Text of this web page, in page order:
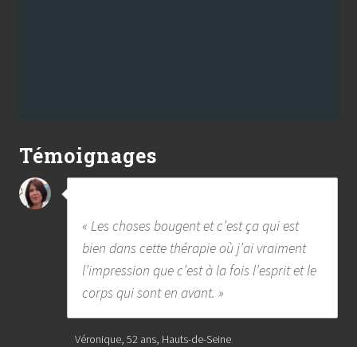
Témoignages
« Les choses bougent et c’est ça qui est
bien dans cette thérapie où j’ai vraiment
l’impression que c’est à la fois l’esprit et le
corps qui sont en avant. »
Véronique, 52 ans, Hauts-de-Seine